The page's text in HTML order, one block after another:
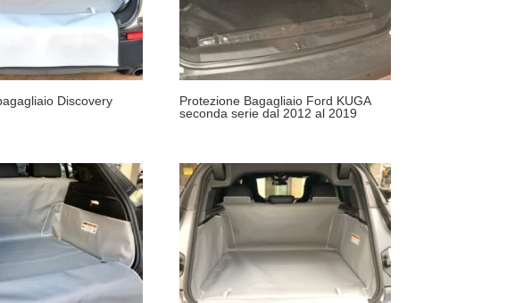
Discovery
Protezione Bagagliaio Ford KUGA
seconda serie dal 2012 al 2019